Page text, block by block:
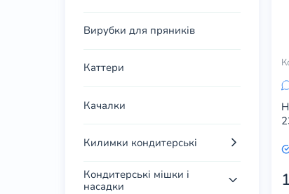
Вирубки для пряників
Каттери
Качалки
Килимки кондитерські
Кондитерські мішки і
насадки